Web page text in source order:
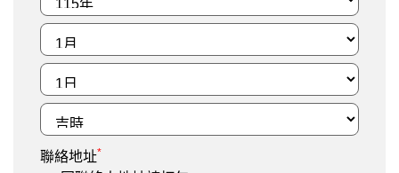
聯絡地址*